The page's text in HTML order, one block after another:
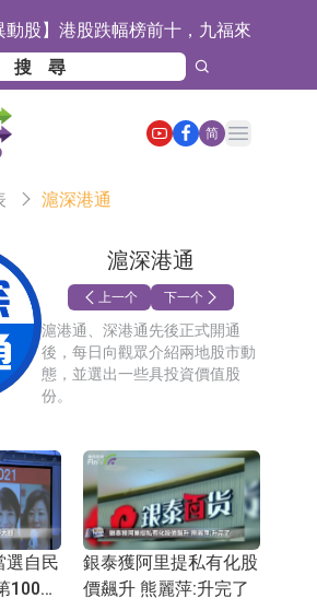
動股】港股跌幅榜前十，九福來
跌21.43%，天瑞汽車内飾
跌18.44%
動股】港股漲幅榜前十，佳明集
股(01271.HK)漲+78.22%，拿森
漲+64.11%
克：公司為國內摺疊屏核心功能
應商
醫藥：公司已在中國獲批上市26
創新藥、6款2類新藥
股份：公司VPD芯片已順利通過
客戶的測試認證
所：7月份對11個實際控制關系
組採取限制開倉的監管措施
服務：成功中標嗶哩嗶哩上海濱
部物業服務項目
股份：公司是零跑汽車和
集團的供應商
雷科面向邊緣AI場景推出"山
與GPU構建
股份(300363.CN)漲20.02%
股市收盤雙雙下跌
康：海外交付以東南亞、中東市
主 並已取得歐美相關認證
所：財通多策略福鑫定期開放靈
置混合型發起式證券投資基金臨
所：景順長城全球半導體芯片產
简
Open main menu
滬深港通
滬深港通
上一个 下一个
滬港通、深港通先後正式開通
後，每日向觀眾介紹兩地股市動
態，並選出一些具投資價值股
份。
選自民
100任
銀泰獲阿里提私有化股
價飆升 熊麗萍:升完了